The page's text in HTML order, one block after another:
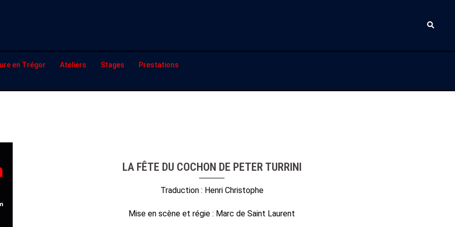
en Trégor Ateliers Stages
Prestations
LA FÊTE DU COCHON DE PETER TURRINI
Traduction : Henri Christophe
Mise en scène et régie : Marc de Saint Laurent